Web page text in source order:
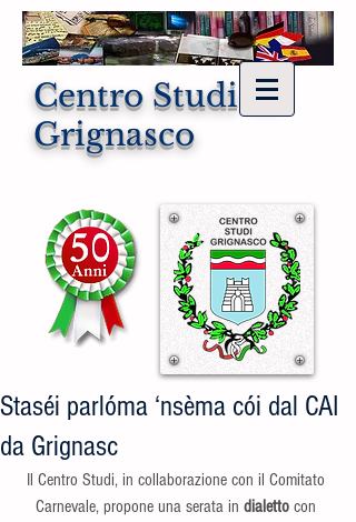
Centro Studi di
Grignasco
Staséi parlóma ‘nsèma cói dal CAI
da Grignasc
Il Centro Studi, in collaborazione con il Comitato
Carnevale, propone una serata in dialetto con